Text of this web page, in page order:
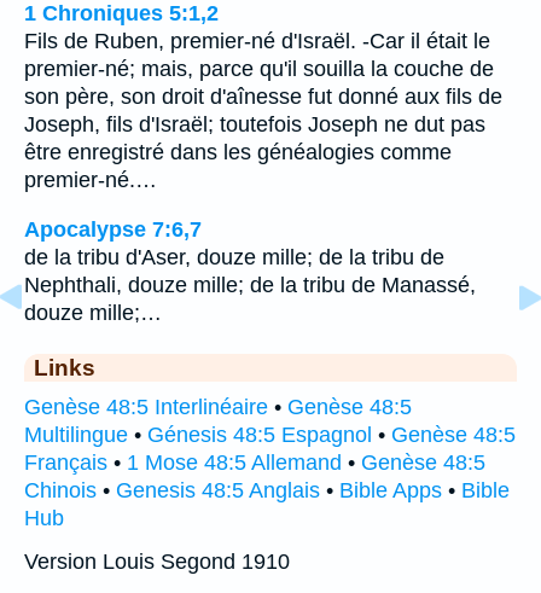
1 Chroniques 5:1,2
Fils de Ruben, premier-né d'Israël. -Car il était le
premier-né; mais, parce qu'il souilla la couche de
son père, son droit d'aînesse fut donné aux fils de
Joseph, fils d'Israël; toutefois Joseph ne dut pas
être enregistré dans les généalogies comme
premier-né.…
Apocalypse 7:6,7
de la tribu d'Aser, douze mille; de la tribu de
Nephthali, douze mille; de la tribu de Manassé,
douze mille;…
Links
Genèse 48:5 Interlinéaire • Genèse 48:5
Multilingue • Génesis 48:5 Espagnol • Genèse 48:5
Français • 1 Mose 48:5 Allemand • Genèse 48:5
Chinois • Genesis 48:5 Anglais • Bible Apps • Bible
Hub
Version Louis Segond 1910